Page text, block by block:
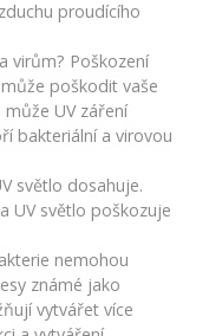
proudícího
virům? Poškození
poškodit vaše
UV záření
bakteriální a virovou
světlo dosahuje.
UV světlo poškozuje
nemohou
známé jako
vytvářet více